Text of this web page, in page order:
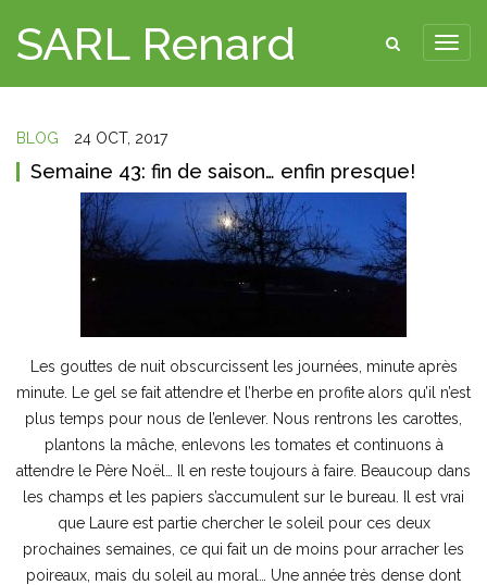
SARL Renard
BLOG 24 OCT, 2017
Semaine 43: fin de saison… enfin presque!
Les gouttes de nuit obscurcissent les journées, minute après
minute. Le gel se fait attendre et l’herbe en profite alors qu’il n’est
plus temps pour nous de l’enlever. Nous rentrons les carottes,
plantons la mâche, enlevons les tomates et continuons à
attendre le Père Noël… Il en reste toujours à faire. Beaucoup dans
les champs et les papiers s’accumulent sur le bureau. Il est vrai
que Laure est partie chercher le soleil pour ces deux
prochaines semaines, ce qui fait un de moins pour arracher les
poireaux, mais du soleil au moral… Une année très dense dont